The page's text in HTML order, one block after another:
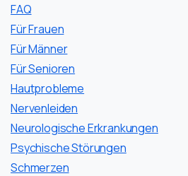
FAQ
Für Frauen
Für Männer
Für Senioren
Hautprobleme
Nervenleiden
Neurologische Erkrankungen
Psychische Störungen
Schmerzen